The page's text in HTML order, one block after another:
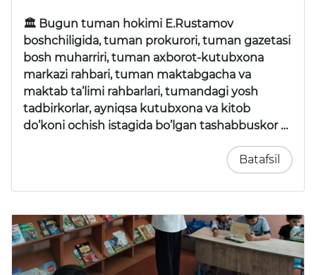
🏛 Bugun tuman hokimi E.Rustamov
boshchiligida, tuman prokurori, tuman gazetasi
bosh muharriri, tuman axborot-kutubxona
markazi rahbari, tuman maktabgacha va
maktab ta’limi rahbarlari, tumandagi yosh
tadbirkorlar, ayniqsa kutubxona va kitob
do’koni ochish istagida bo’lgan tashabbuskor …
Batafsil